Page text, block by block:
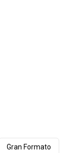
Gran Formato